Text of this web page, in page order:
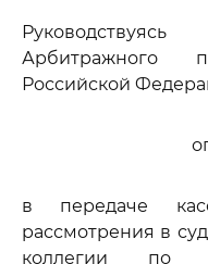
Руководствуясь
Арбитражного
Российской
в передаче
рассмотрения в
коллегии по